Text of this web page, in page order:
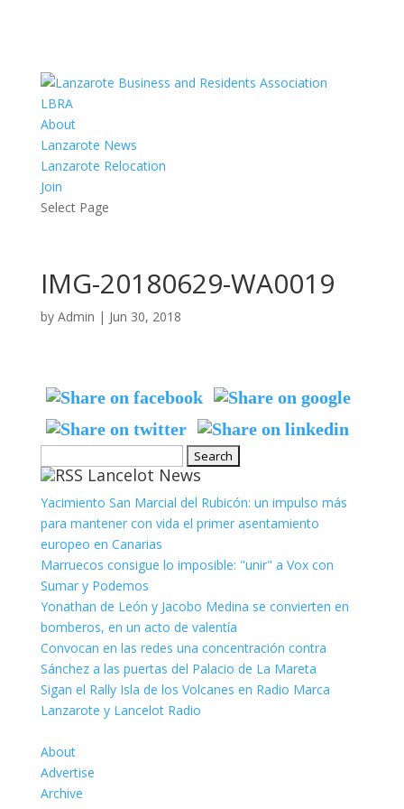
LBRA
About
Lanzarote News
Lanzarote Relocation
Join
Select Page
IMG-20180629-WA0019
by Admin | Jun 30, 2018
for:
Lancelot News
Yacimiento San Marcial del Rubicón: un impulso más
para mantener con vida el primer asentamiento
europeo en Canarias
Marruecos consigue lo imposible: "unir" a Vox con
Sumar y Podemos
Yonathan de León y Jacobo Medina se convierten en
bomberos, en un acto de valentía
Convocan en las redes una concentración contra
Sánchez a las puertas del Palacio de La Mareta
Sigan el Rally Isla de los Volcanes en Radio Marca
Lanzarote y Lancelot Radio
About
Advertise
Archive